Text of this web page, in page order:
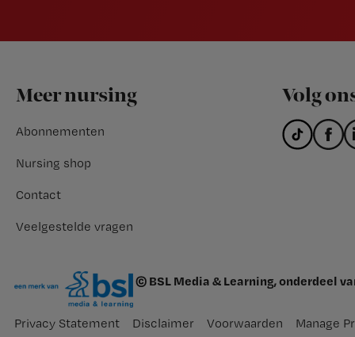
Footer
Meer nursing
Abonnementen
Nursing shop
Contact
Veelgestelde vragen
Volg
© BSL Media & Learning, onderdeel
Privacy Statement Disclaimer Voorwaarden Manage